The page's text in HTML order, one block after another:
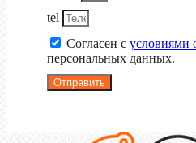
tel
Согласен с условиями
персональных данных.
Отправить